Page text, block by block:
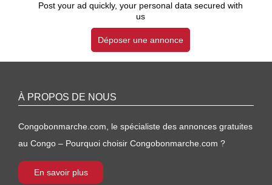
Post your ad quickly, your personal data secured with
us
Déposer une annonce
À PROPOS DE NOUS
Congobonmarche.com, le spécialiste des annonces gratuites
au Congo – Pourquoi choisir Congobonmarche.com ?
En savoir plus